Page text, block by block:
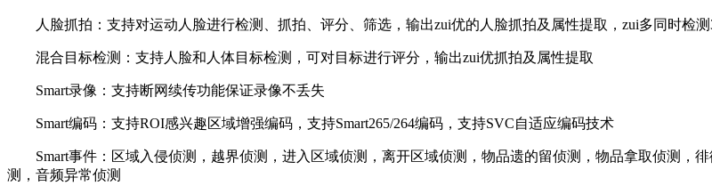
人脸抓拍：支持对运动人脸进行检测、抓拍、评分、筛选，输出zui优的人脸抓拍及属性提取，zui多同时检测
混合目标检测：支持人脸和人体目标检测，可对目标进行评分，输出zui优抓拍及属性提取
Smart录像：支持断网续传功能保证录像不丢失
Smart编码：支持ROI感兴趣区域增强编码，支持Smart265/264编码，支持SVC自适应编码技术
Smart事件：区域入侵侦测，越界侦测，进入区域侦测，离开区域侦测，物品遗的留侦测，物品拿取侦测，
测，音频异常侦测